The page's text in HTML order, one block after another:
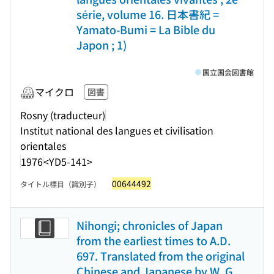
série, volume 16. 日本書紀 =
Yamato-Bumi = La Bible du
Japon ; 1)
マイクロ 図書
Rosny (traducteur)
Institut national des langues et civilisation
orientales
1976<YD5-141>
国立国会図書館
タイトル標目（識別子） 00644492
Nihongi; chronicles of Japan
from the earliest times to A.D.
697. Translated from the original